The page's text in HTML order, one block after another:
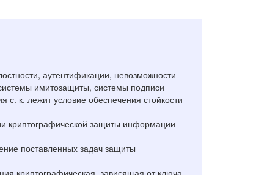
аутентификации, невозможности
имитозащиты, системы подписи
к. лежит условие обеспечения стойкости
криптографической защиты информации
поставленных задач защиты
криптографическая, зависящая от ключа,